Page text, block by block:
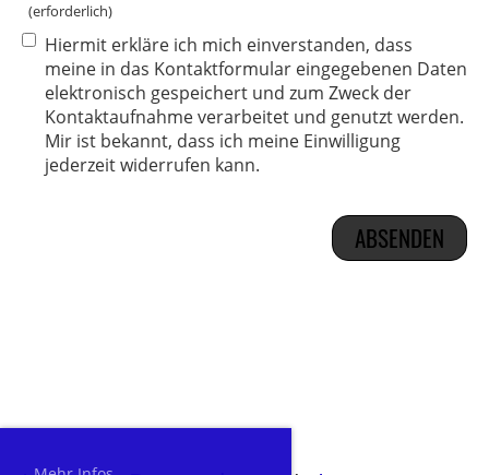
(erforderlich)
Hiermit erkläre ich mich einverstanden, dass
meine in das Kontaktformular eingegebenen Daten
elektronisch gespeichert und zum Zweck der
Kontaktaufnahme verarbeitet und genutzt werden.
Mir ist bekannt, dass ich meine Einwilligung
jederzeit widerrufen kann.